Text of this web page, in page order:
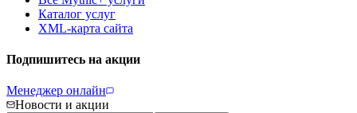
Каталог услуг
XML-карта сайта
Подпишитесь на акции
Менеджер онлайн
Новости и акции